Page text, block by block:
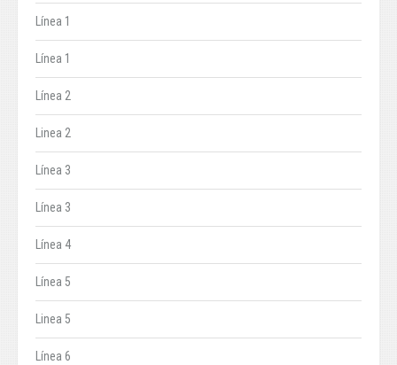
Línea 1
Línea 1
Línea 2
Linea 2
Línea 3
Línea 3
Línea 4
Línea 5
Linea 5
Línea 6